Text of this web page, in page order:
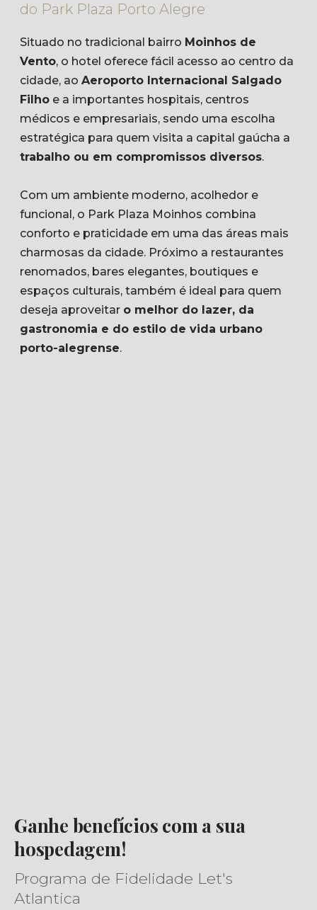
do Park Plaza Porto Alegre
Situado no tradicional bairro Moinhos de
Vento, o hotel oferece fácil acesso ao centro da
cidade, ao Aeroporto Internacional Salgado
Filho e a importantes hospitais, centros
médicos e empresariais, sendo uma escolha
estratégica para quem visita a capital gaúcha a
trabalho ou em compromissos diversos.
Com um ambiente moderno, acolhedor e
funcional, o Park Plaza Moinhos combina
conforto e praticidade em uma das áreas mais
charmosas da cidade. Próximo a restaurantes
renomados, bares elegantes, boutiques e
espaços culturais, também é ideal para quem
deseja aproveitar o melhor do lazer, da
gastronomia e do estilo de vida urbano
porto-alegrense.
Ganhe benefícios com a sua
hospedagem!
Programa de Fidelidade Let's
Atlantica